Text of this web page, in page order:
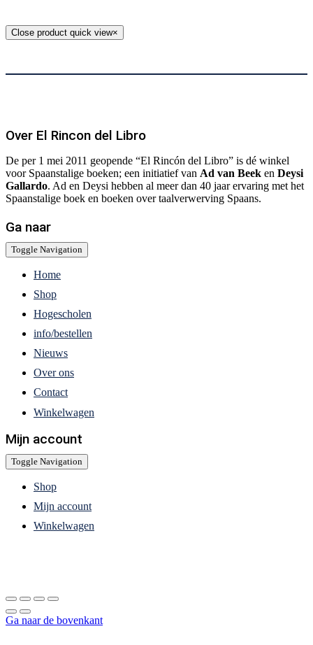
Close product quick view×
Over El Rincon del Libro
De per 1 mei 2011 geopende “El Rincón del Libro” is dé winkel
voor Spaanstalige boeken; een initiatief van Ad van Beek en Deysi
Gallardo. Ad en Deysi hebben al meer dan 40 jaar ervaring met het
Spaanstalige boek en boeken over taalverwerving Spaans.
Ga naar
Toggle Navigation
Home
Shop
Hogescholen
info/bestellen
Nieuws
Over ons
Contact
Winkelwagen
Mijn account
Toggle Navigation
Shop
Mijn account
Winkelwagen
Ga naar de bovenkant